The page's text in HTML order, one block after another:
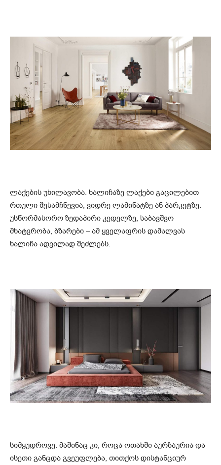
ლაქების უხილავობა. ხალიჩაზე ლაქები გაცილებით
რთული შესამჩნევია, ვიდრე ლამინატზე ან პარკეტზე.
უსწორმასორო ზედაპირი კედელზე, საბავშვო
მხატვრობა, ბზარები – ამ ყველაფრის დამალვას
ხალიჩა ადვილად შეძლებს.
სიმყუდროვე. მაშინაც კი, როცა ოთახში აურზაურია და
ისეთი განცდა გვეუფლება, თითქოს დისტანციურ